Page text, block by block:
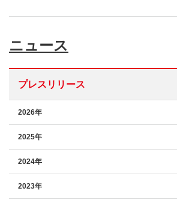
ニュース
プレスリリース
2026年
2025年
2024年
2023年